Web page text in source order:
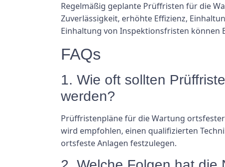
Regelmäßig geplante Prüffristen für die
Zuverlässigkeit, erhöhte Effizienz,
Einhaltung von Inspektionsfristen können
FAQs
1. Wie oft sollten
werden?
Prüffristenpläne für die Wartung
wird empfohlen, einen qualifizierten
ortsfeste Anlagen festzulegen.